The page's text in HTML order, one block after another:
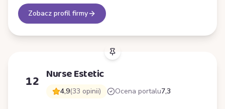
Zobacz profil firmy
12 Nurse Estetic
4,9(33 opinii) Ocena portalu7,3